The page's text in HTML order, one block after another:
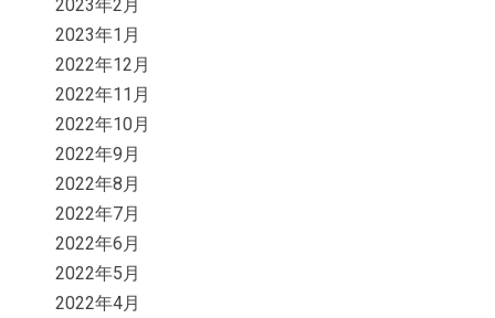
2023年2月
2023年1月
2022年12月
2022年11月
2022年10月
2022年9月
2022年8月
2022年7月
2022年6月
2022年5月
2022年4月